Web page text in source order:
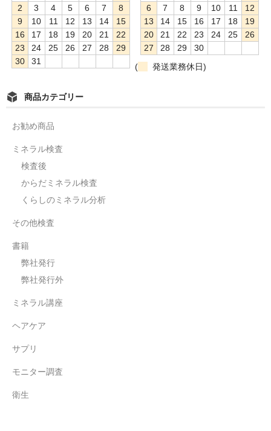
2
3 4 5 6 7
8
9
10 11 12 13 14
15
16
17 18 19 20 21
22
23
24 25 26 27 28
29
30
31
6
7 8 9 10 11
12
13
14 15 16 17 18
19
20
21 22 23 24 25
26
27
28 29
30
(
発送業務休日)
商品カテゴリー
お勧め商品
ミネラル検査
検査後
からだミネラル検査
くらしのミネラル分析
その他検査
書籍
弊社発行
弊社発行外
ミネラル講座
ヘアケア
サプリ
モニター調査
衛生